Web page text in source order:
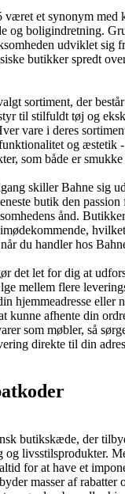
været et synonym med
og boligindretning.
udviklet sig
butikker spredt
sortiment, der
til stilfuldt tøj og
vare i deres
og æstetik
som både er
skiller Bahne sig
butik den passion
ånd.
du handler hos
det let for dig at
mellem flere
hjemmeadresse eller
kunne afhente din
som møbler, så
direkte til din
butikskæde, der
og livsstilsprodukter.
for at have et
masser af rabatter